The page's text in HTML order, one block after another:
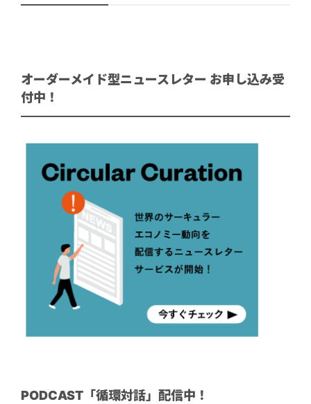
オーダーメイド型ニュースレター お申し込み受
付中！
PODCAST「循環対話」配信中！